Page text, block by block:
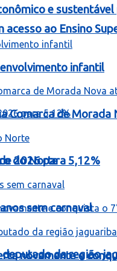
ao Ensino
2026 para 5,12%
novamente e
e
infantil
Comarca de
do Norte
sem carnaval
da região